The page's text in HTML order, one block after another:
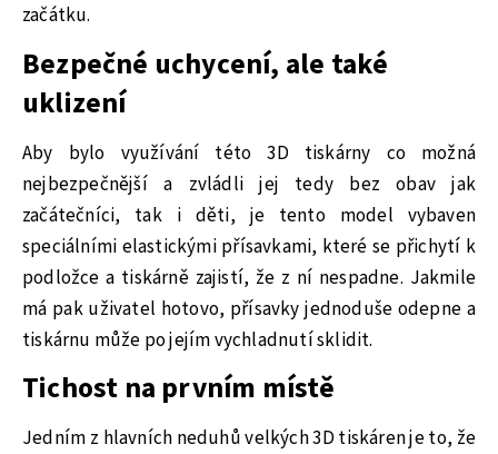
začátku.
Bezpečné uchycení, ale také
uklizení
Aby bylo využívání této 3D tiskárny co možná
nejbezpečnější a zvládli jej tedy bez obav jak
začátečníci, tak i děti, je tento model vybaven
speciálními elastickými přísavkami, které se přichytí k
podložce a tiskárně zajistí, že z ní nespadne. Jakmile
má pak uživatel hotovo, přísavky jednoduše odepne a
tiskárnu může po jejím vychladnutí sklidit.
Tichost na prvním místě
Jedním z hlavních neduhů velkých 3D tiskáren je to, že